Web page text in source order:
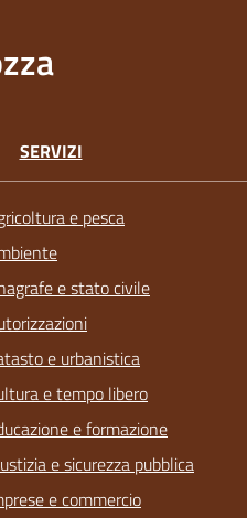
SERVIZI
e pesca
e stato civile
e urbanistica
e tempo libero
e formazione
e sicurezza pubblica
e commercio